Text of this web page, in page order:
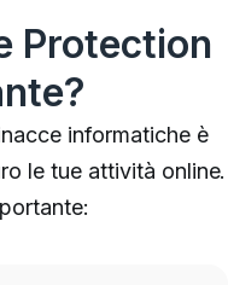
Protection
informatiche è
le tue attività online.